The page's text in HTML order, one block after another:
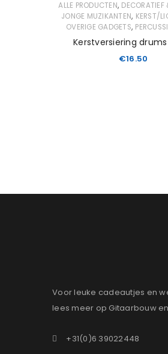
ALLE PRODUCTEN, DECORATIEF
JONGE MUZIKANTEN, KERST/
OVERIGE GADGETS,
Kerstversiering
€16.50
Voor leuke cadeautjes en
lees meer op Gitaarbouw
+31(0)6 39022448